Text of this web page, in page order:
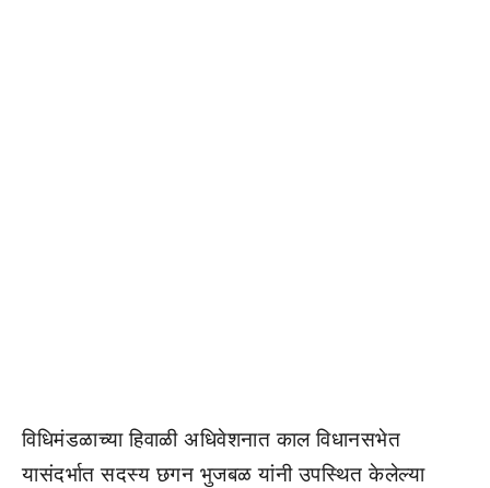
विधिमंडळाच्या हिवाळी अधिवेशनात काल विधानसभेत
यासंदर्भात सदस्य छगन भुजबळ यांनी उपस्थित केलेल्या